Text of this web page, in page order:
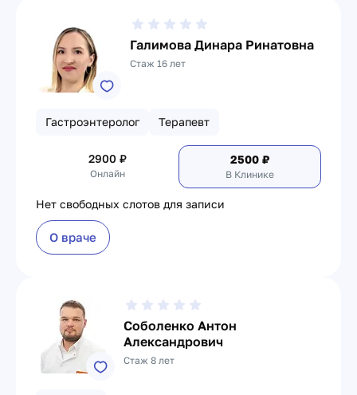
Галимова Динара Ринатовна
Стаж 16 лет
Гастроэнтеролог Терапевт
2900 ₽
Онлайн
2500 ₽
В Клинике
Нет свободных слотов для записи
О враче
Соболенко Антон
Александрович
Стаж 8 лет